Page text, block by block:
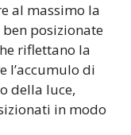
al massimo la
posizionate
riflettano la
l’accumulo di
della luce,
in modo